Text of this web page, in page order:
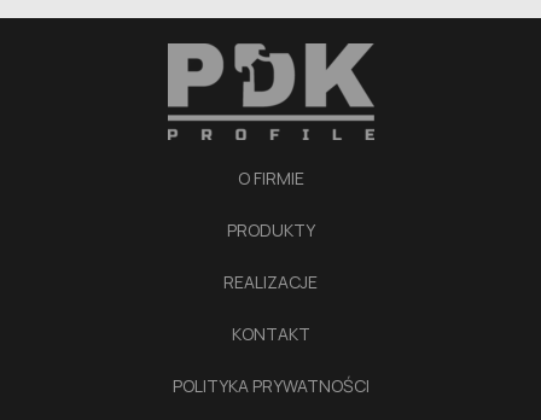
O FIRMIE
PRODUKTY
REALIZACJE
KONTAKT
POLITYKA PRYWATNOŚCI